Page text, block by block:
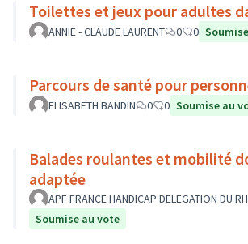
Toilettes et jeux pour adultes
ANNIE - CLAUDE LAURENT 0 0
Parcours de santé pour
ELISABETH BANDIN 0 0 Soumise au
Balades roulantes et mobilité
adaptée
APF FRANCE HANDICAP DELEGATION DU
Soumise au vote